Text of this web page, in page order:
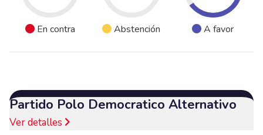
En contra Abstención A favor
Partido Polo Democratico Alternativo
Ver detalles